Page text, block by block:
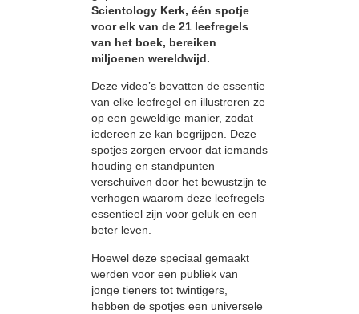
Scientology Kerk, één spotje
voor elk van de 21 leefregels
van het boek, bereiken
miljoenen wereldwijd.
Deze video’s bevatten de essentie
van elke leefregel en illustreren ze
op een geweldige manier, zodat
iedereen ze kan begrijpen. Deze
spotjes zorgen ervoor dat iemands
houding en standpunten
verschuiven door het bewustzijn te
verhogen waarom deze leefregels
essentieel zijn voor geluk en een
beter leven.
Hoewel deze speciaal gemaakt
werden voor een publiek van
jonge tieners tot twintigers,
hebben de spotjes een universele